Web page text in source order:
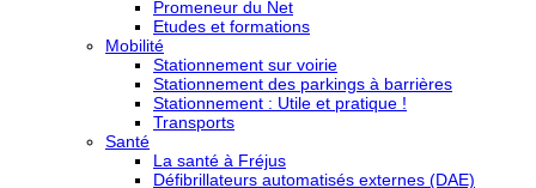
Promeneur du Net
Etudes et formations
Mobilité
Stationnement sur voirie
Stationnement des parkings à barrières
Stationnement : Utile et pratique !
Transports
Santé
La santé à Fréjus
Défibrillateurs automatisés externes (DAE)